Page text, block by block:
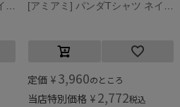
定価 ¥ 3,960のところ
当店特別価格 ¥ 2,772税込